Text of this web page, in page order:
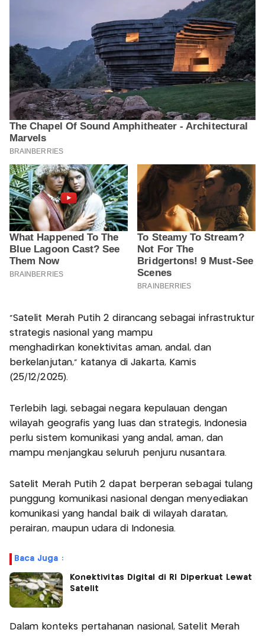
"Satelit Merah Putih 2 dirancang sebagai infrastruktur
strategis nasional yang mampu
menghadirkan konektivitas aman, andal, dan
berkelanjutan," katanya di Jakarta, Kamis
(25/12/2025).
Terlebih lagi, sebagai negara kepulauan dengan
wilayah geografis yang luas dan strategis, Indonesia
perlu sistem komunikasi yang andal, aman, dan
mampu menjangkau seluruh penjuru nusantara.
Satelit Merah Putih 2 dapat berperan sebagai tulang
punggung komunikasi nasional dengan menyediakan
komunikasi yang handal baik di wilayah daratan,
perairan, maupun udara di Indonesia.
Baca Juga :
Konektivitas Digital di RI Diperkuat Lewat
Satelit
Dalam konteks pertahanan nasional, Satelit Merah